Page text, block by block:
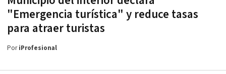
"Emergencia turística" y reduce tasas
para atraer turistas
PoriProfesional